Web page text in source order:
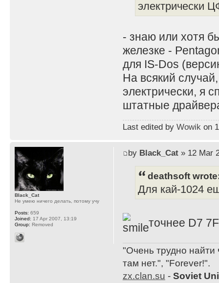
электрически
- знаю или хотя
железке -
для IS-Dos
На всякий
электрически, я
штатные
Last edited by Wowikon
by Black_Cat» 12 Mar
deathsoft
Для кай-1024
точнее D7
"Очень трудно найти
там нет.", "Forever!".
zx.clan.su - Soviet
Black_Cat
Не умею ничего делать, потому учу
Posts: 659
Joined: 17 Apr 2007, 13:19
Group: Removed